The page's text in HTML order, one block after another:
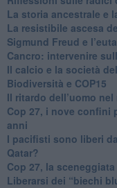
​La storia ancestrale e
​La resistibile ascesa
Sigmund Freud e
Cancro: intervenire
​Il calcio e la società
Biodiversità e COP15
​Il ritardo dell’uomo nel
​Cop 27, i nove confini
anni
​I pacifisti sono liberi
Qatar?
​Cop 27, la
​Liberarsi dei “biechi